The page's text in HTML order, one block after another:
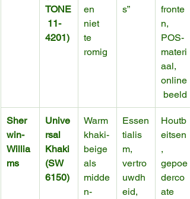
TONE
11-
4201)
en
niet
te
romig
s”
fronte
n,
POS-
materi
aal,
online
beeld
Sher
win-
Willia
ms
Unive
rsal
Khaki
(SW
6150)
Warm
khaki-
beige
als
midde
n-
Essen
tialis
m,
vertro
uwdh
eid,
Houtb
eitsen
,
gepoe
derco
ate